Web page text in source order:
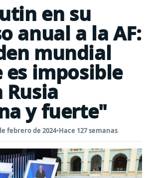
en su
anual a la AF:
mundial
es imposible
Rusia
y fuerte"
febrero de 2024•Hace 127 semanas